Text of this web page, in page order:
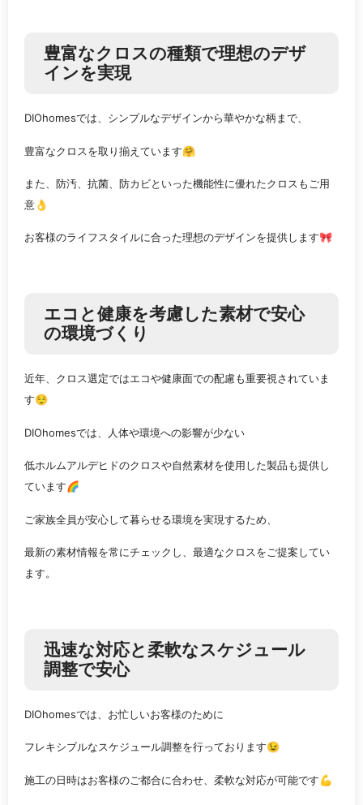
豊富なクロスの種類で理想のデザ
インを実現
DIOhomesでは、シンプルなデザインから華やかな柄まで、
豊富なクロスを取り揃えています🤗
また、防汚、抗菌、防カビといった機能性に優れたクロスもご用
意👌
お客様のライフスタイルに合った理想のデザインを提供します🎀
エコと健康を考慮した素材で安心
の環境づくり
近年、クロス選定ではエコや健康面での配慮も重要視されていま
す😌
DIOhomesでは、人体や環境への影響が少ない
低ホルムアルデヒドのクロスや自然素材を使用した製品も提供し
ています🌈
ご家族全員が安心して暮らせる環境を実現するため、
最新の素材情報を常にチェックし、最適なクロスをご提案してい
ます。
迅速な対応と柔軟なスケジュール
調整で安心
DIOhomesでは、お忙しいお客様のために
フレキシブルなスケジュール調整を行っております😉
施工の日時はお客様のご都合に合わせ、柔軟な対応が可能です💪